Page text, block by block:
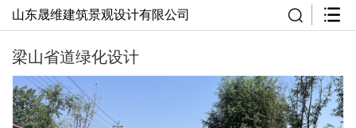
山东晟维建筑景观设计有限公司
梁山省道绿化设计